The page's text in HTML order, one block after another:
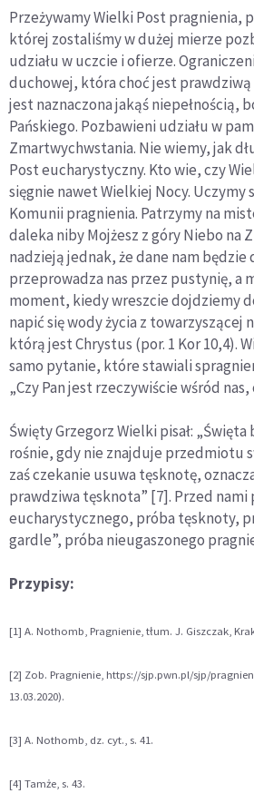
Przeżywamy Wielki Post pragnienia,
której zostaliśmy w dużej mierze
udziału w uczcie i ofierze.
duchowej, która choć jest
jest naznaczona jakąś niepełnością,
Pańskiego. Pozbawieni udziału w
Zmartwychwstania. Nie wiemy, jak
Post eucharystyczny. Kto wie, czy
sięgnie nawet Wielkiej Nocy. Uczymy
Komunii pragnienia. Patrzymy na
daleka niby Mojżesz z góry Niebo na
nadzieją jednak, że dane nam będzie
przeprowadza nas przez pustynię, a
moment, kiedy wreszcie dojdziemy
napić się wody życia z towarzyszącej
którą jest Chrystus (por. 1 Kor 10,4).
samo pytanie, które stawiali
„Czy Pan jest rzeczywiście wśród nas,
Święty Grzegorz Wielki pisał:
rośnie, gdy nie znajduje przedmiotu
zaś czekanie usuwa tęsknotę,
prawdziwa tęsknota” [7]. Przed nami
eucharystycznego, próba tęsknoty,
gardle”, próba nieugaszonego
Przypisy:
[1] A. Nothomb, Pragnienie, tłum. J. Giszczak,
[2] Zob. Pragnienie, https://sjp.pwn.pl/sjp/
13.03.2020).
[3] A. Nothomb, dz. cyt., s. 41.
[4] Tamże, s. 43.